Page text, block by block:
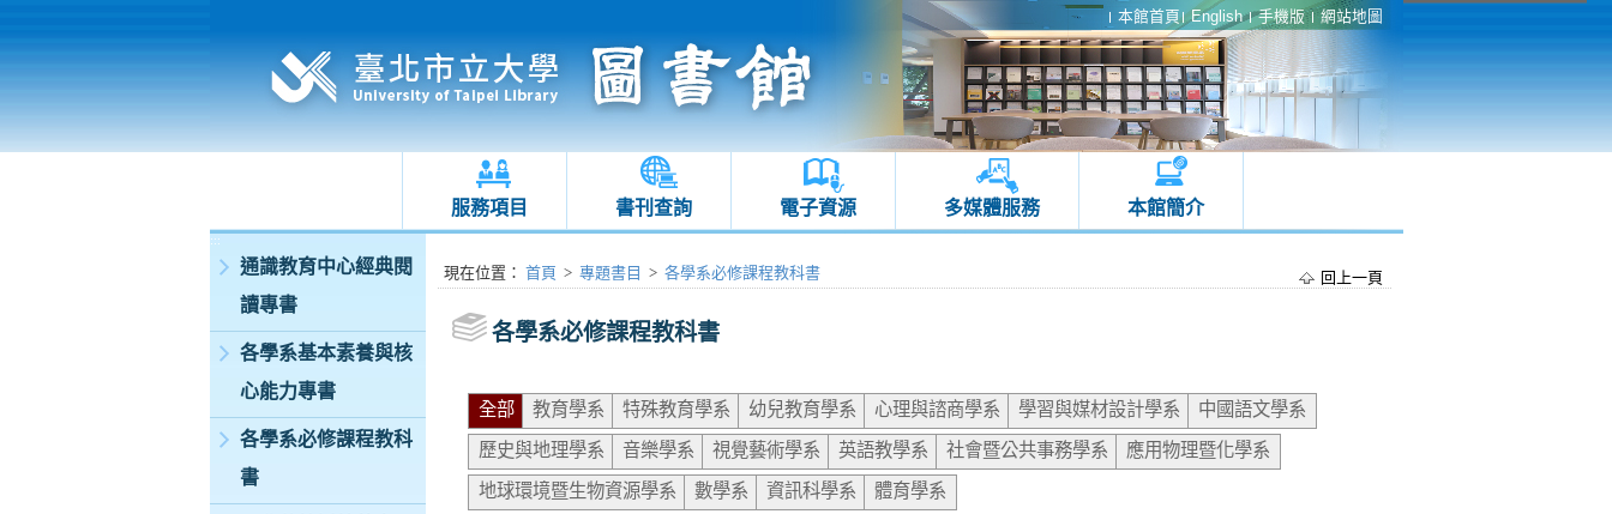
本館首頁 English 手機版 網站地圖
服務項目 書刊查詢 電子資源 多媒體服務 本館簡介
:::
通識教育中心經典閱
讀專書
各學系基本素養與核
心能力專書
各學系必修課程教科
書
:::現在位置 ： 首頁 > 專題書目 > 各學系必修課程教科書 回上一頁
各學系必修課程教科書
全部 教育學系 特殊教育學系 幼兒教育學系 心理與諮商學系 學習與媒材設計學系
中國語文學系
歷史與地理學系
音樂學系 視覺藝術學系 英語教學系 社會暨公共事務學系
應用物理暨化學系
地球環境暨生物資源學系
數學系 資訊科學系 體育學系